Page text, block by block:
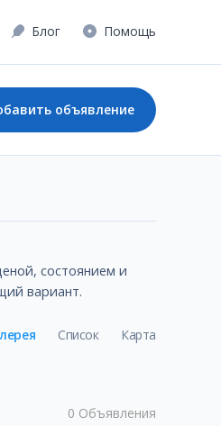
Блог Помощь
объявление
состоянием и
вариант.
Список Карта
0 Объявления